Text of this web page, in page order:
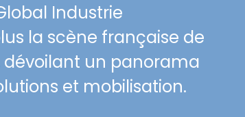
Industrie
la scène française de
dévoilant un panorama
et mobilisation.